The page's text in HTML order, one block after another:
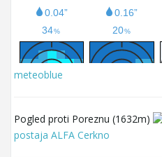
meteoblue
Pogled proti Poreznu (1632m)
postaja ALFA Cerkno